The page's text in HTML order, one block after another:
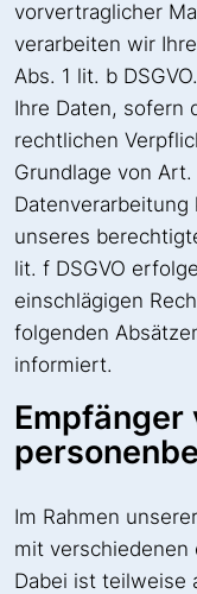
vorvertraglicher
verarbeiten wir
Abs. 1 lit. b
Ihre Daten, sofern
rechtlichen
Grundlage von Art.
Datenverarbeitung
unseres
lit. f DSGVO
einschlägigen
folgenden
informiert.
Empfänger
Im Rahmen
mit verschiedenen
Dabei ist teilweise